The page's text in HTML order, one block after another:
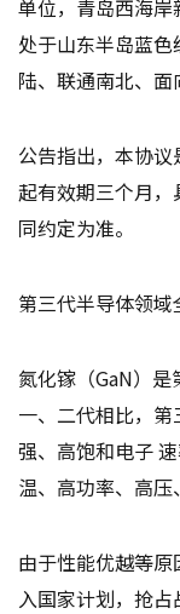
单位，青岛西海岸
处于山东半岛蓝
陆、联通南北、面
公告指出，本协
起有效期三个月
同约定为准。
第三代半导体领
氮化镓（GaN）
一、二代相比，
强、高饱和电子
温、高功率、高压
由于性能优越等
入国家计划，抢